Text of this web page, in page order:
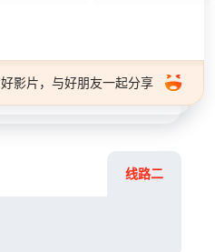
好影片，与好朋友一起分享
线路二